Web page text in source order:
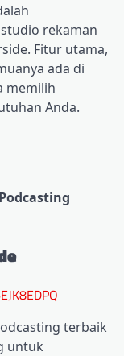
rekaman
Fitur utama,
ada di
memilih
Anda.
terbaik
untuk